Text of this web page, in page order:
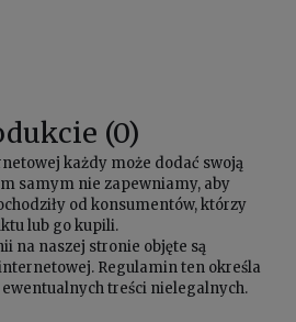
(0)
każdy może dodać swoją
samym nie zapewniamy, aby
od konsumentów, którzy
lub go kupili.
na naszej stronie objęte są
Regulamin ten określa
ewentualnych treści nielegalnych.